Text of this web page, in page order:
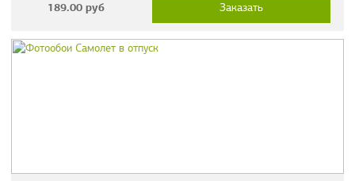
189.00 руб Заказать